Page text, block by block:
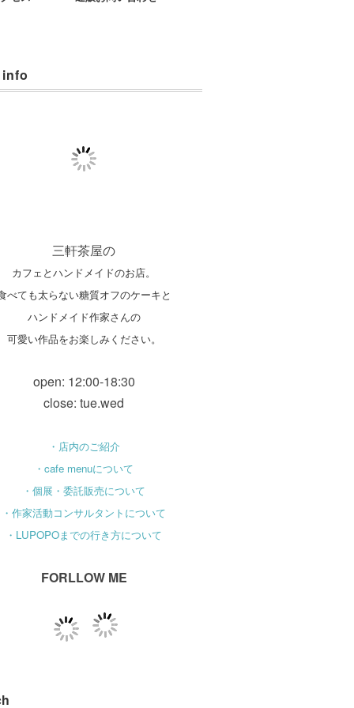
三軒茶屋の
カフェとハンドメイドのお店。
べても太らない糖質オフのケーキと
ハンドメイド作家さんの
可愛い作品をお楽しみください。
open: 12:00-18:30
close: tue.wed
・店内のご紹介
・cafe menuについて
・個展・委託販売について
・作家活動コンサルタントについて
・LUPOPOまでの行き方について
FORLLOW ME